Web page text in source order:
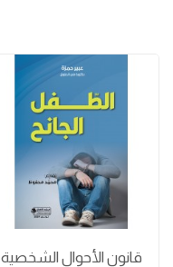
قانون الأحوال الشخصية